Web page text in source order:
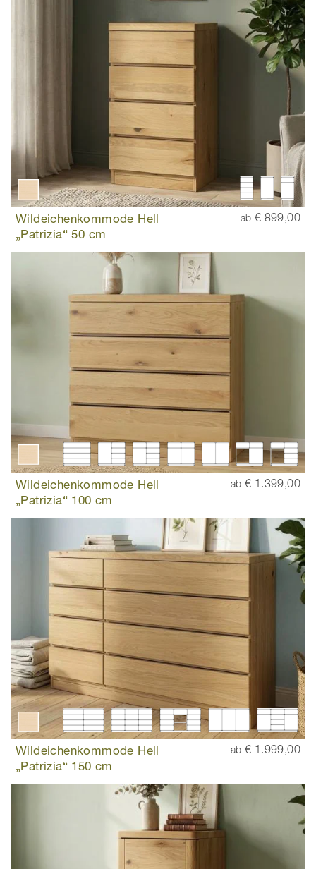
Wildeichenkommode Hell
„Patrizia“ 50 cm
ab € 899,00
Wildeichenkommode Hell
„Patrizia“ 100 cm
ab € 1.399,00
Wildeichenkommode Hell
„Patrizia“ 150 cm
ab € 1.999,00